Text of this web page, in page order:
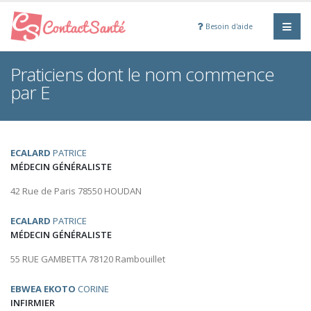
Besoin d'aide
Praticiens dont le nom commence
par E
ECALARD PATRICE
MÉDECIN GÉNÉRALISTE
42 Rue de Paris 78550 HOUDAN
ECALARD PATRICE
MÉDECIN GÉNÉRALISTE
55 RUE GAMBETTA 78120 Rambouillet
EBWEA EKOTO CORINE
INFIRMIER